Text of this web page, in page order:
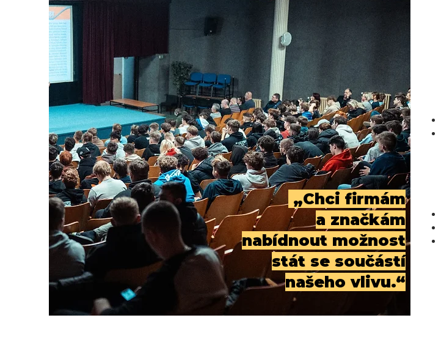
„Chci firmám
a značkám
nabídnout možnost
stát se součástí
našeho vlivu.“